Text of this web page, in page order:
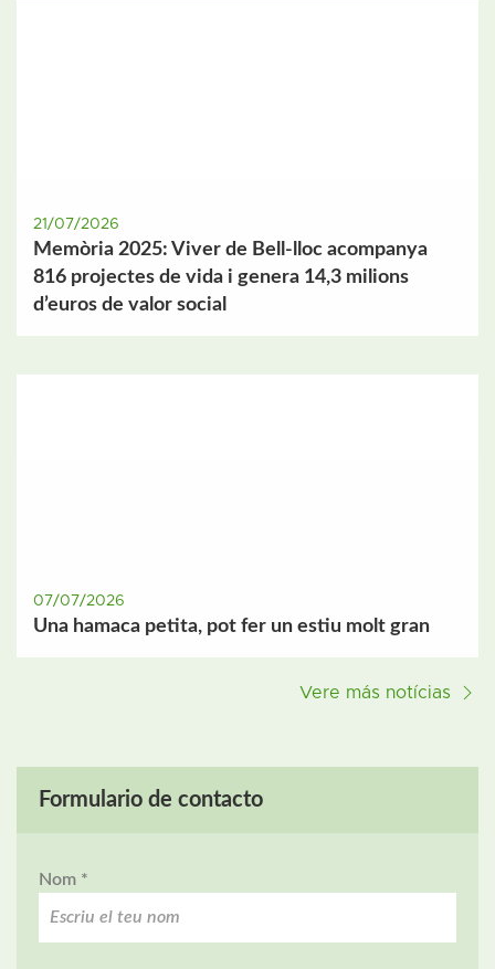
21/07/2026
Memòria 2025: Viver de Bell-lloc acompanya
816 projectes de vida i genera 14,3 milions
d’euros de valor social
07/07/2026
Una hamaca petita, pot fer un estiu molt gran
Vere más notícias
Formulario de contacto
Nom *